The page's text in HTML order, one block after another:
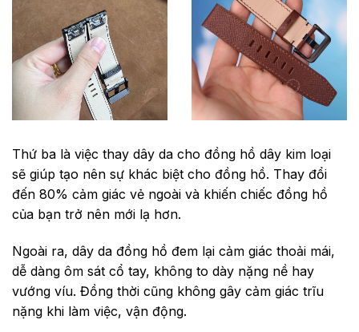
Thứ ba là việc thay dây da cho đồng hồ dây kim loại
sẽ giúp tạo nên sự khác biệt cho đồng hồ. Thay đổi
đến 80% cảm giác vẻ ngoài và khiến chiếc đồng hồ
của bạn trở nên mới lạ hơn.
Ngoài ra, dây da đồng hồ đem lại cảm giác thoải mái,
dễ dàng ôm sát cổ tay, không to dày nặng nề hay
vướng víu. Đồng thời cũng không gây cảm giác trĩu
nặng khi làm việc, vận động.